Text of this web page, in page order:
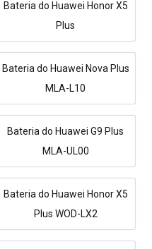
Bateria do Huawei Honor X5
Plus
Bateria do Huawei Nova Plus
MLA-L10
Bateria do Huawei G9 Plus
MLA-UL00
Bateria do Huawei Honor X5
Plus WOD-LX2